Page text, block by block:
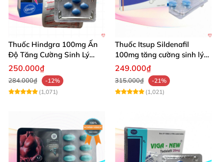
Thuốc Hindgra 100mg Ấn
Độ Tăng Cường Sinh Lý
Nam Hiệu Quả
250.000₫
284.000₫
-12%
(1,071)
Thuốc Itsup Sildenafil
100mg tăng cường sinh lý
kéo dài thời gian cho nam
249.000₫
315.000₫
-21%
(1,021)